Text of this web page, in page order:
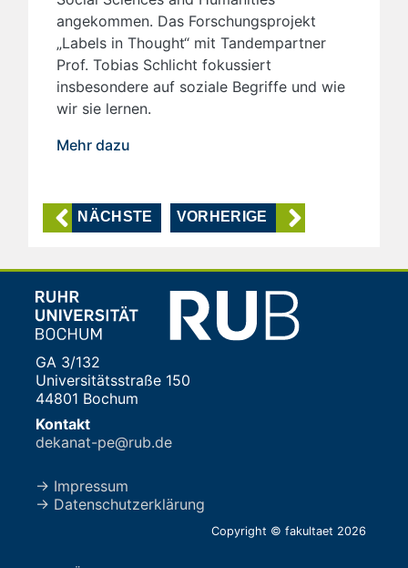
angekommen. Das Forschungsprojekt
„Labels in Thought“ mit Tandempartner
Prof. Tobias Schlicht fokussiert
insbesondere auf soziale Begriffe und wie
wir sie lernen.
Mehr dazu
NÄCHSTE VORHERIGE
GA 3/132
Universitätsstraße 150
44801 Bochum
Kontakt
dekanat-pe@rub.de
→ Impressum
→ Datenschutzerklärung
Copyright © fakultaet 2026